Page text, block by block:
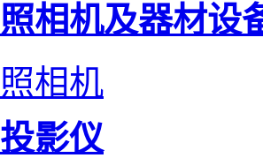
照相机及器材设
照相机
投影仪